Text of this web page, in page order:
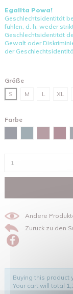
Egalita Powa!
Geschlechtsidentität
fühlen, d. h. weder
Geschlechtsidentität
Gewalt oder
der
Größe
S
M L XL
Farbe
Andere
Zurück zu den
Buying this product
Your cart will total